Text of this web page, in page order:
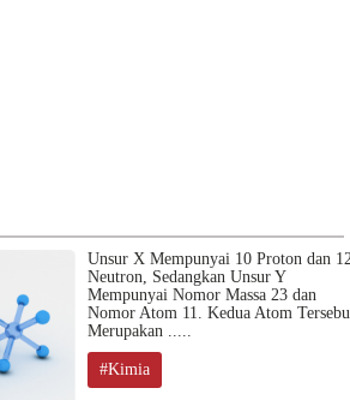
Unsur X Mempunyai 10 Proton dan
Neutron, Sedangkan Unsur Y
Mempunyai Nomor Massa 23 dan
Nomor Atom 11. Kedua Atom
Merupakan .....
#Kimia